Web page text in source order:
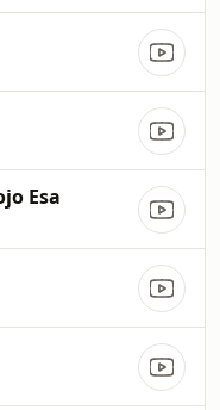
Esa